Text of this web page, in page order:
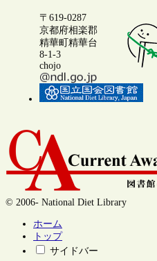
〒619-0287
京都府相楽郡
精華町精華台
8-1-3
chojo
© 2006- National Diet Library
ホーム
トップ
サイドバー